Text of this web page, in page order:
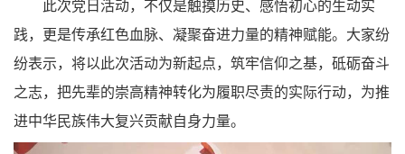
此次党日活动，不仅是触摸历史、感悟初心的生动实
践，更是传承红色血脉、凝聚奋进力量的精神赋能。大家纷
纷表示，将以此次活动为新起点，筑牢信仰之基，砥砺奋斗
之志，把先辈的崇高精神转化为履职尽责的实际行动，为推
进中华民族伟大复兴贡献自身力量。